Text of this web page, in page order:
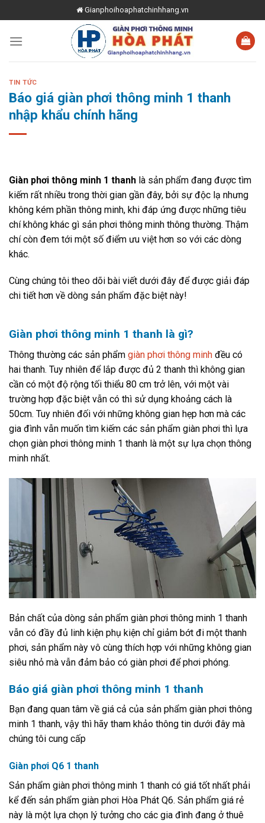
to
content
Gianphoihoaphatchinhhang.vn
TIN TỨC
Báo giá giàn phơi thông minh 1 thanh
nhập khẩu chính hãng
Giàn phơi thông minh 1 thanh là sản phẩm đang được tìm
kiếm rất nhiều trong thời gian gần đây, bởi sự độc lạ nhưng
không kém phần thông minh, khi đáp ứng được những tiêu
chí không khác gì sản phơi thông minh thông thường. Thậm
chí còn đem tới một số điểm ưu việt hơn so với các dòng
khác.
Cùng chúng tôi theo dõi bài viết dưới đây để được giải đáp
chi tiết hơn về dòng sản phẩm đặc biệt này!
Giàn phơi thông minh 1 thanh là gì?
Thông thường các sản phẩm giàn phơi thông minh đều có
hai thanh. Tuy nhiên để lắp được đủ 2 thanh thì không gian
cần có một độ rộng tối thiểu 80 cm trở lên, với một vài
trường hợp đặc biệt vẫn có thì sử dụng khoảng cách là
50cm. Tuy nhiên đối với những không gian hẹp hơn mà các
gia đình vẫn muốn tìm kiếm các sản phẩm giàn phơi thì lựa
chọn giàn phơi thông minh 1 thanh là một sự lựa chọn thông
minh nhất.
Bản chất của dòng sản phẩm giàn phơi thông minh 1 thanh
vẫn có đầy đủ linh kiện phụ kiện chỉ giảm bớt đi một thanh
phơi, sản phẩm này vô cùng thích hợp với những không gian
siêu nhỏ mà vẫn đảm bảo có giàn phơi để phơi phóng.
Báo giá giàn phơi thông minh 1 thanh
Bạn đang quan tâm về giá cả của sản phẩm giàn phơi thông
minh 1 thanh, vậy thì hãy tham khảo thông tin dưới đây mà
chúng tôi cung cấp
Giàn phơi Q6 1 thanh
Sản phẩm giàn phơi thông minh 1 thanh có giá tốt nhất phải
kể đến sản phẩm giàn phơi Hòa Phát Q6. Sản phẩm giá rẻ
này là một lựa chọn lý tưởng cho các gia đình đang ở thuê